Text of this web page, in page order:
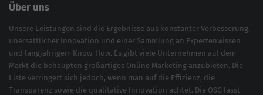
Über uns
Unsere Leistungen sind die Ergebnisse aus konstanter Verbesserung,
unersättlicher Innovation und einer Sammlung an Expertenwissen
und langjährigem Know-How. Es gibt viele Unternehmen auf dem
Markt die behaupten großartiges Online Marketing anzubieten. Die
Liste verringert sich jedoch, wenn man auf die Effizienz, die
Transparenz sowie die qualitative Innovation achtet. Die OSG lässt